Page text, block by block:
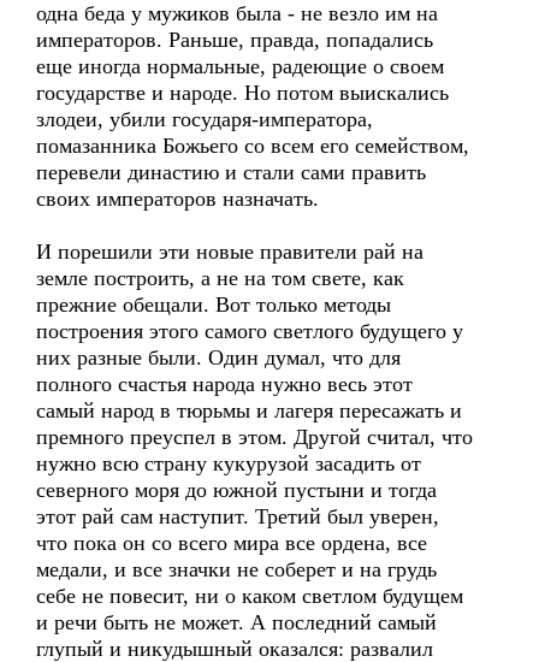
одна беда у мужиков была - не везло им на
императоров. Раньше, правда, попадались
еще иногда нормальные, радеющие о своем
государстве и народе. Но потом выискались
злодеи, убили государя-императора,
помазанника Божьего со всем его семейством,
перевели династию и стали сами править
своих императоров назначать.
И порешили эти новые правители рай на
земле построить, а не на том свете, как
прежние обещали. Вот только методы
построения этого самого светлого будущего у
них разные были. Один думал, что для
полного счастья народа нужно весь этот
самый народ в тюрьмы и лагеря пересажать и
премного преуспел в этом. Другой считал, что
нужно всю страну кукурузой засадить от
северного моря до южной пустыни и тогда
этот рай сам наступит. Третий был уверен,
что пока он со всего мира все ордена, все
медали, и все значки не соберет и на грудь
себе не повесит, ни о каком светлом будущем
и речи быть не может. А последний самый
глупый и никудышный оказался: развалил